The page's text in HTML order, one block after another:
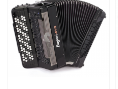
TV-
VIDEO-
MULTIMÉDIA
Teclados